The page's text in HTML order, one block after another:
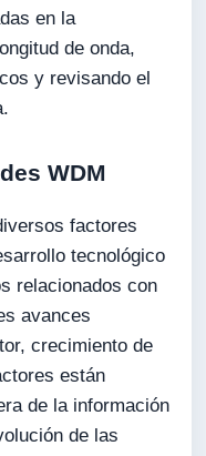
en la
de onda,
y revisando el
WDM
factores
tecnológico
relacionados con
avances
crecimiento de
están
de la información
de las